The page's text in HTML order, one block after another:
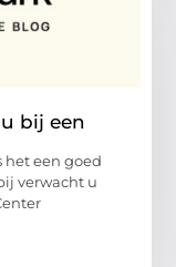
bij een
het een goed
verwacht u